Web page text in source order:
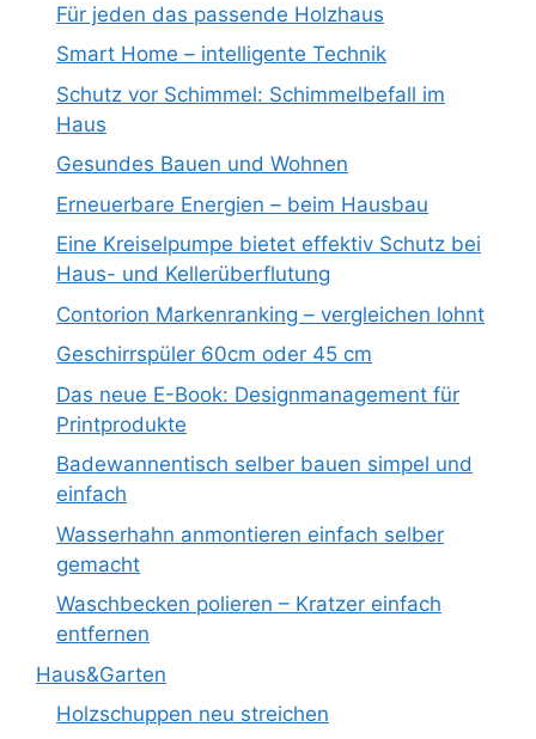
Für jeden das passende Holzhaus
Smart Home – intelligente Technik
Schutz vor Schimmel: Schimmelbefall im
Haus
Gesundes Bauen und Wohnen
Erneuerbare Energien – beim Hausbau
Eine Kreiselpumpe bietet effektiv Schutz bei
Haus- und Kellerüberflutung
Contorion Markenranking – vergleichen lohnt
Geschirrspüler 60cm oder 45 cm
Das neue E-Book: Designmanagement für
Printprodukte
Badewannentisch selber bauen simpel und
einfach
Wasserhahn anmontieren einfach selber
gemacht
Waschbecken polieren – Kratzer einfach
entfernen
Haus&Garten
Holzschuppen neu streichen